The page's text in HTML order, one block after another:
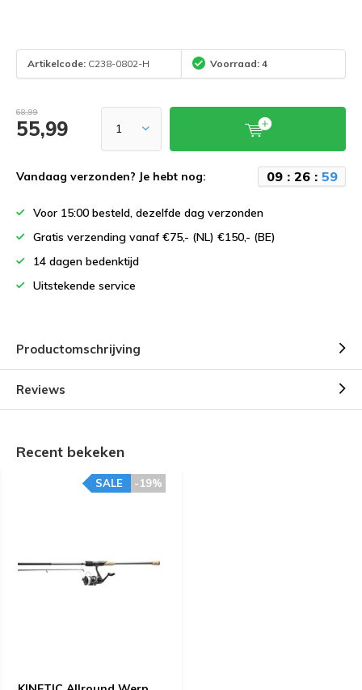
Artikelcode: C238-0802-H Voorraad: 4
68,99
55,99
Vandaag verzonden? Je hebt nog: 09: 26: 59
Voor 15:00 besteld, dezelfde dag verzonden
Gratis verzending vanaf €75,- (NL) €150,- (BE)
14 dagen bedenktijd
Uitstekende service
Productomschrijving
Reviews
Recent bekeken
-19%
SALE